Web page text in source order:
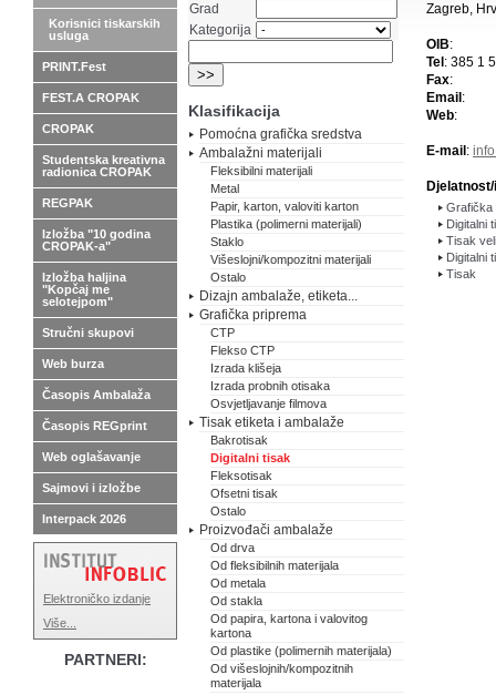
Grad
Kategorija
Klasifikacija
Pomoćna grafička sredstva
Ambalažni materijali
Fleksibilni materijali
Metal
Papir, karton, valoviti karton
Plastika (polimerni materijali)
Staklo
Višeslojni/kompozitni materijali
Ostalo
Dizajn ambalaže, etiketa...
Grafička priprema
CTP
Flekso CTP
Izrada klišeja
Izrada probnih otisaka
Osvjetljavanje filmova
Tisak etiketa i ambalaže
Bakrotisak
Digitalni tisak
Fleksotisak
Ofsetni tisak
Ostalo
Proizvođači ambalaže
Od drva
Od fleksibilnih materijala
Od metala
Od stakla
Od papira, kartona i valovitog
kartona
Od plastike (polimernih materijala)
Od višeslojnih/kompozitnih
materijala
Zagreb,
OIB:
Tel : 385 1
Fax:
Email :
Web:
E-mail :
Djelatnost/i
Grafička
Digitalni
Tisak
Digitalni
Tisak
Korisnici tiskarskih
usluga
PRINT.Fest
FEST.A CROPAK
CROPAK
Studentska kreativna
radionica CROPAK
REGPAK
Izložba "10 godina
CROPAK-a"
Izložba haljina
"Kopčaj me
selotejpom"
Stručni skupovi
Web burza
Časopis Ambalaža
Časopis REGprint
Web oglašavanje
Sajmovi i izložbe
Interpack 2026
Elektroničko izdanje
Više...
PARTNERI: